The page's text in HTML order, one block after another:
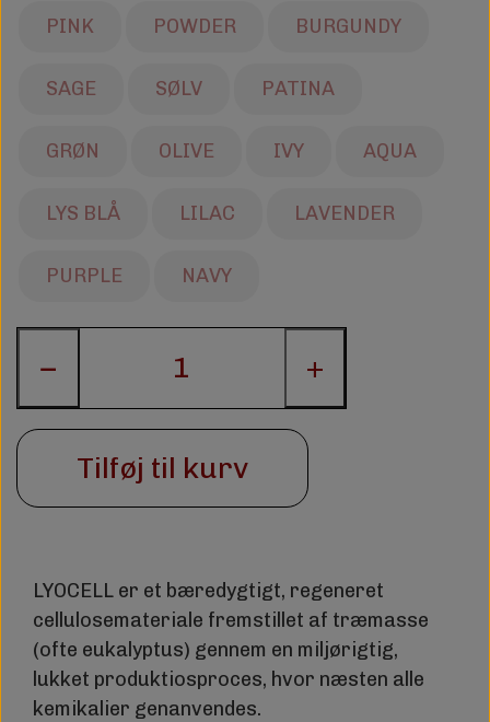
PINK POWDER BURGUNDY
SAGE SØLV PATINA
GRØN OLIVE IVY AQUA
LYS BLÅ LILAC LAVENDER
PURPLE NAVY
− +
Tilføj til kurv
LYOCELL er et bæredygtigt, regeneret
cellulosemateriale fremstillet af træmasse
(ofte eukalyptus) gennem en miljørigtig,
lukket produktiosproces, hvor næsten alle
kemikalier genanvendes.